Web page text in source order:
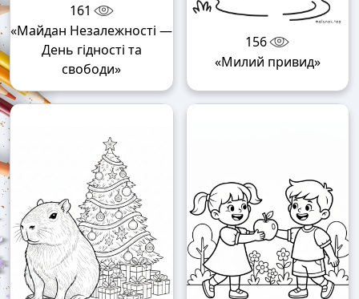
161
«Майдан Незалежності —
День гідності та
свободи»
156
«Милий привид»